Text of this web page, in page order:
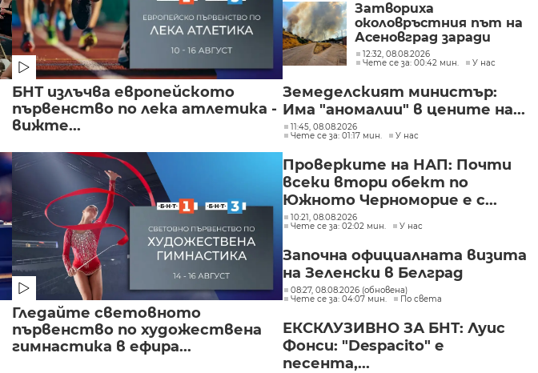
БНТ излъчва европейското
първенство по лека атлетика -
вижте...
Гледайте световното
първенство по художествена
гимнастика в ефира...
Затвориха
околовръстния път на
Асеновград заради
пожар (СНИМКИ)
12:32, 08.08.2026
Чете се за: 00:42 мин.
У нас
Земеделският министър:
Има "аномалии" в цените на...
11:45, 08.08.2026
Чете се за: 01:17 мин.
У нас
Проверките на НАП: Почти
всеки втори обект по
Южното Черноморие е с...
10:21, 08.08.2026
Чете се за: 02:02 мин.
У нас
Започна официалната визита
на Зеленски в Белград
08:27, 08.08.2026 (обновена)
Чете се за: 04:07 мин.
По света
ЕКСКЛУЗИВНО ЗА БНТ: Луис
Фонси: "Despacito" е
песента,...